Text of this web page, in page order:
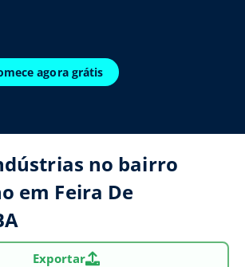
agora grátis
no bairro
em Feira De
Exportar